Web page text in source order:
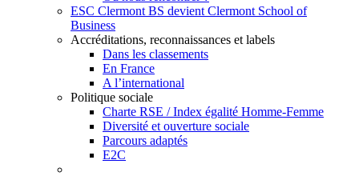
ESC Clermont BS devient Clermont School of
Business
Accréditations, reconnaissances et labels
Dans les classements
En France
A l’international
Politique sociale
Charte RSE / Index égalité Homme-Femme
Diversité et ouverture sociale
Parcours adaptés
E2C